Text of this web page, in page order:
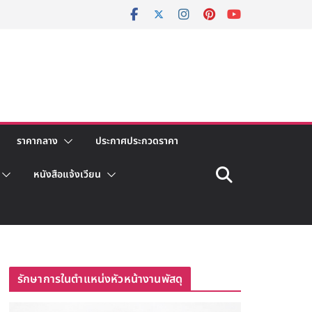
ราคากลาง ประกาศประกวดราคา
หนังสือแจ้งเวียน
รักษาการในตำแหน่งหัวหน้างานพัสดุ